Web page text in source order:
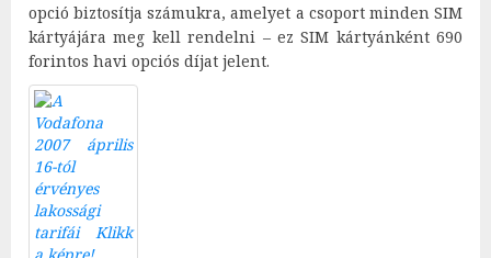
opció biztosítja számukra, amelyet a csoport minden SIM
kártyájára meg kell rendelni – ez SIM kártyánként 690
forintos havi opciós díjat jelent.